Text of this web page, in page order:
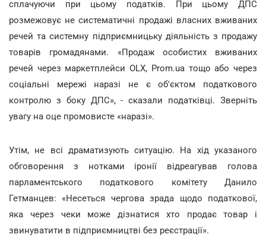
сплачуючи при цьому податків. При цьому ДПС
розмежовує не систематичні продажі власних вживаних
речей та системну підприємницьку діяльність з продажу
товарів громадянами. «Продаж особистих вживаних
речей через маркетплейси OLХ, Prom.ua тощо або через
соціальні мережі наразі не є об'єктом податкового
контролю з боку ДПС», - сказали податківці. Зверніть
увагу на оце промовисте «наразі».
Утім, не всі драматизують ситуацію. На хід указаного
обговорення з нотками іронії відреагував голова
парламентського податкового комітету Данило
Гетманцев: «Несеться чергова зрада щодо податкової,
яка через чеки може дізнатися хто продає товар і
звинуватити в підприємництві без реєстрації».